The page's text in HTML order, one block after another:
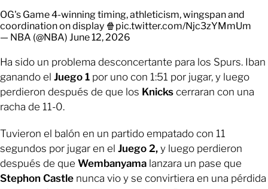
OG's Game 4-winning timing, athleticism, wingspan and
coordination on display 🍿 pic.twitter.com/Njc3zYMmUm
— NBA (@NBA) June 12, 2026
Ha sido un problema desconcertante para los Spurs. Iban
ganando el Juego 1 por uno con 1:51 por jugar, y luego
perdieron después de que los Knicks cerraran con una
racha de 11-0.
Tuvieron el balón en un partido empatado con 11
segundos por jugar en el Juego 2, y luego perdieron
después de que Wembanyama lanzara un pase que
Stephon Castle nunca vio y se convirtiera en una pérdida